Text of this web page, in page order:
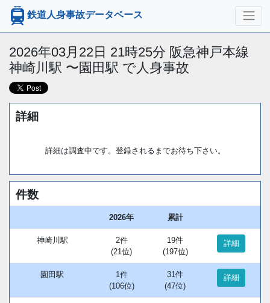
鉄道人身事故データベース
2026年03月22日 21時25分 阪急神戸本線
神崎川駅 〜園田駅 で人身事故
詳細
詳細は調査中です。登録されるまでお待ち下さい。
件数
2026年 累計
神崎川駅
2件
(21位)
19件
(197位)
詳細
園田駅
1件
(106位)
31件
(47位)
詳細